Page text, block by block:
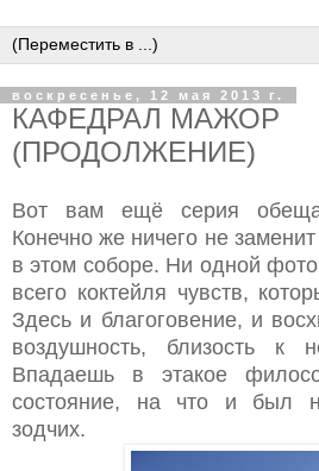
воскресенье, 12 мая 2013 г.
КАФЕДРАЛ МАЖОР
(ПРОДОЛЖЕНИЕ)
Вот вам ещё серия
Конечно же ничего не
в этом соборе. Ни одной
всего коктейля чувств,
Здесь и благоговение, и
воздушность, близость к
Впадаешь в этакое
состояние, на что и был
зодчих.